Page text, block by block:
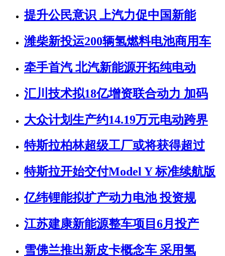
提升公民意识 上汽力促中国新能
潍柴新投运200辆氢燃料电池商用车
牵手首汽 北汽新能源开拓纯电动
汇川技术拟18亿增资联合动力 加码
大众计划生产约14.19万元电动跨界
特斯拉柏林超级工厂或将获得超过
特斯拉开始交付Model Y 标准续航版
亿纬锂能拟扩产动力电池 投资规
江苏建康新能源整车项目6月投产
雪佛兰推出新皮卡概念车 采用氢